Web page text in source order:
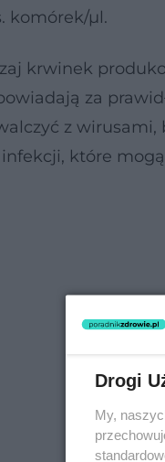
komórek/µl.
krwinek
za
z
które
Drogi
My,